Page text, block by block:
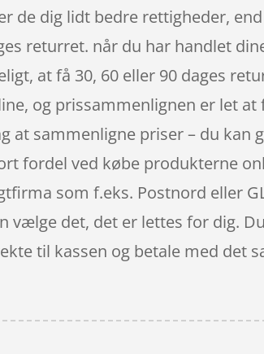
de dig lidt bedre rettigheder,
returret. når du har handlet
at få 30, 60 eller 90 dages
og prissammenlignen er let at
at sammenligne priser – du kan
fordel ved købe produkterne
som f.eks. Postnord eller
vælge det, det er lettes for dig.
til kassen og betale med det